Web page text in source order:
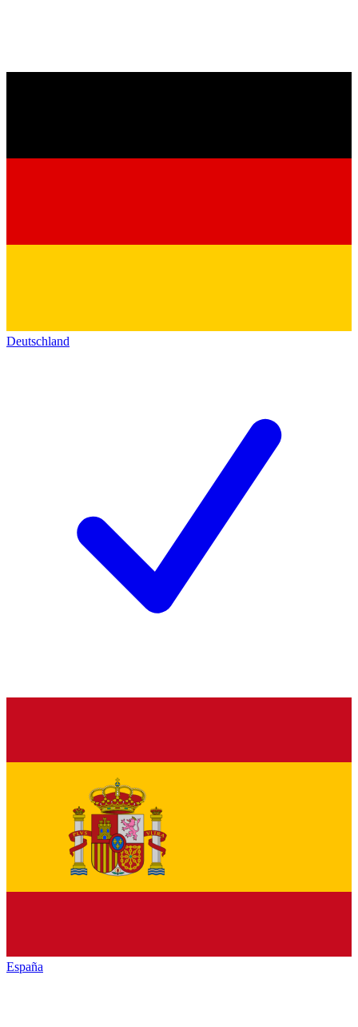
Deutschland
España